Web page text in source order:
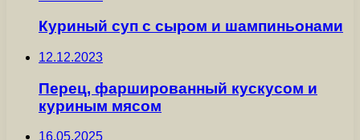
Куриный суп с сыром и шампиньонами
12.12.2023
Перец, фаршированный кускусом и
куриным мясом
16.05.2025